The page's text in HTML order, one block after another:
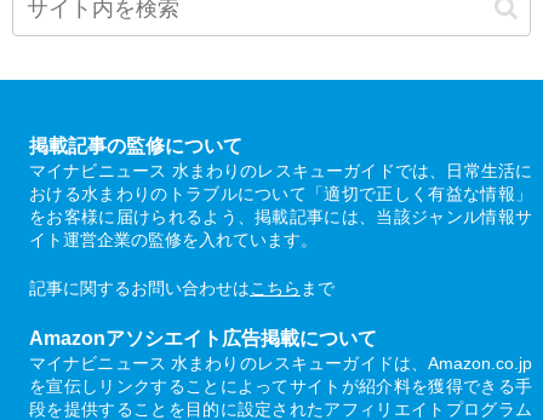
掲載記事の監修について
マイナビニュース 水まわりのレスキューガイドでは、日常生活に
おける水まわりのトラブルについて「適切で正しく有益な情報」
をお客様に届けられるよう、掲載記事には、当該ジャンル情報サ
イト運営企業の監修を入れています。
記事に関するお問い合わせはこちら まで
Amazonアソシエイト広告掲載について
マイナビニュース 水まわりのレスキューガイドは、Amazon.co.jp
を宣伝しリンクすることによってサイトが紹介料を獲得できる手
段を提供することを目的に設定されたアフィリエイトプログラム